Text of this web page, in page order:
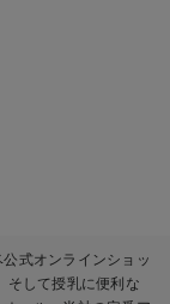
式オンラインショッ
そして授乳に便利な